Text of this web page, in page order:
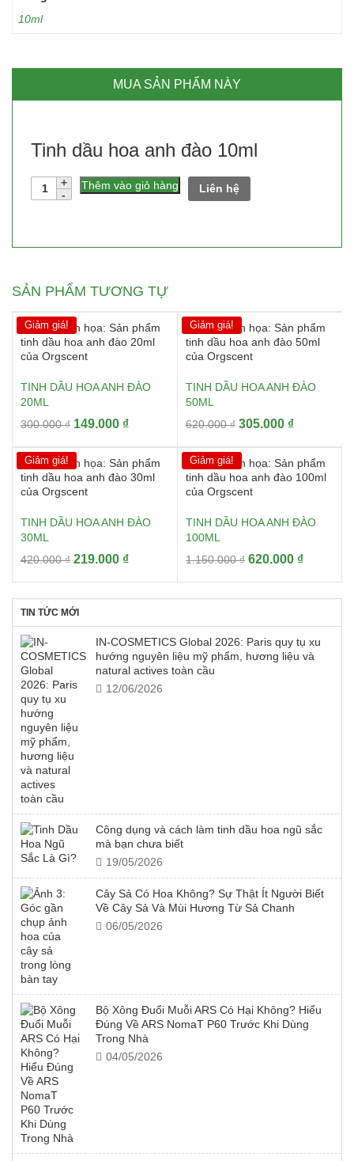
10ml
MUA SẢN PHẨM NÀY
Tinh dầu hoa anh đào 10ml
Số
lượng
Thêm vào giỏ hàng Liên hệ
SẢN PHẨM TƯƠNG TỰ
Giảm giá!
TINH DẦU HOA ANH ĐÀO
20ML
300.000₫ Giá
là:
300.000 ₫.
149.000 ₫Giá
tại
là:
149.000 ₫.
Giảm giá!
TINH DẦU HOA ANH ĐÀO
50ML
620.000₫ Giá
là:
620.000 ₫.
305.000 ₫Giá
tại
là:
Giảm giá!
TINH DẦU HOA ANH ĐÀO
30ML
420.000₫ Giá
420.000 ₫.
219.000 ₫Giá
219.000 ₫.
Giảm giá!
TINH DẦU HOA ANH ĐÀO
100ML
1.150.000₫ Giá
620.000 ₫Giá
620.000
TIN TỨC MỚI
IN-COSMETICS Global 2026: Paris quy tụ xu
hướng nguyên liệu mỹ phẩm, hương liệu và
natural actives toàn cầu
12/06/2026
Công dụng và cách làm tinh dầu hoa ngũ sắc
mà bạn chưa biết
19/05/2026
Cây Sả Có Hoa Không? Sự Thật Ít Người Biết
Về Cây Sả Và Mùi Hương Từ Sả Chanh
06/05/2026
Bộ Xông Đuổi Muỗi ARS Có Hại Không? Hiểu
Đúng Về ARS NomaT P60 Trước Khi Dùng
Trong Nhà
04/05/2026